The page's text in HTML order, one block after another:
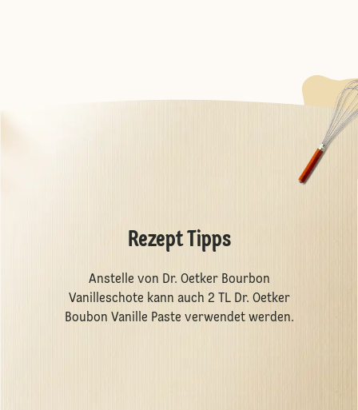
Rezept Tipps
Anstelle von Dr. Oetker Bourbon
Vanilleschote kann auch 2 TL Dr. Oetker
Boubon Vanille Paste verwendet werden.